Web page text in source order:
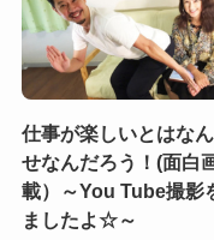
仕事が楽しいとはな
せなんだろう！(面白
載）～You Tube撮影
ましたよ☆～